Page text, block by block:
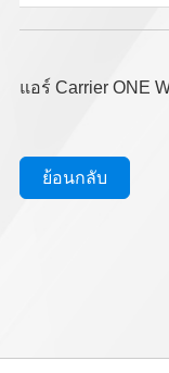
แอร์ Carrier ONE
ย้อนกลับ